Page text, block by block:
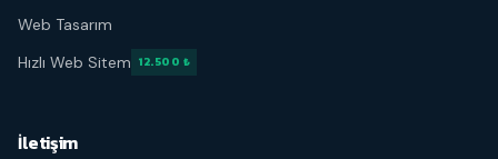
Web Tasarım
Hızlı Web Sitem 12.500 ₺
İletişim